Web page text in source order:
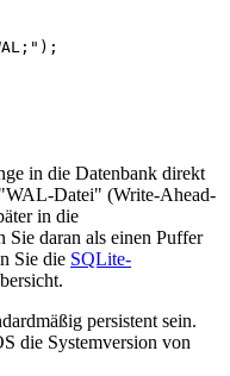
);
in die Datenbank direkt
"WAL-Datei" (Write-Ahead-
in die
Sie daran als einen Puffer
Sie die SQLite-
persistent sein.
die Systemversion von